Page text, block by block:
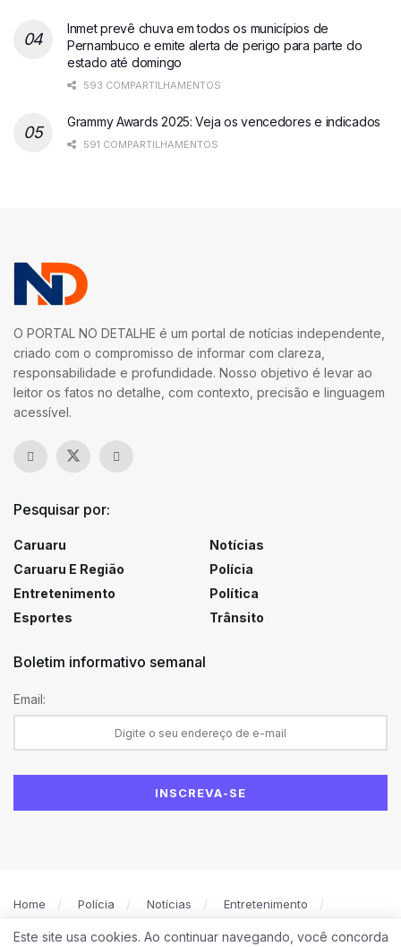
Inmet prevê chuva em todos os municípios de
Pernambuco e emite alerta de perigo para parte do
estado até domingo
593 COMPARTILHAMENTOS
Grammy Awards 2025: Veja os vencedores e indicados
591 COMPARTILHAMENTOS
O PORTAL NO DETALHE é um portal de notícias independente,
criado com o compromisso de informar com clareza,
responsabilidade e profundidade. Nosso objetivo é levar ao
leitor os fatos no detalhe, com contexto, precisão e linguagem
acessível.
Pesquisar por:
Caruaru
Caruaru E Região
Entretenimento
Esportes
Notícias
Polícia
Política
Trânsito
Boletim informativo semanal
Email:
Home Polícia Notícias
Entretenimento
Política de Privacidade
Contato
Este site usa cookies. Ao continuar navegando, você concorda